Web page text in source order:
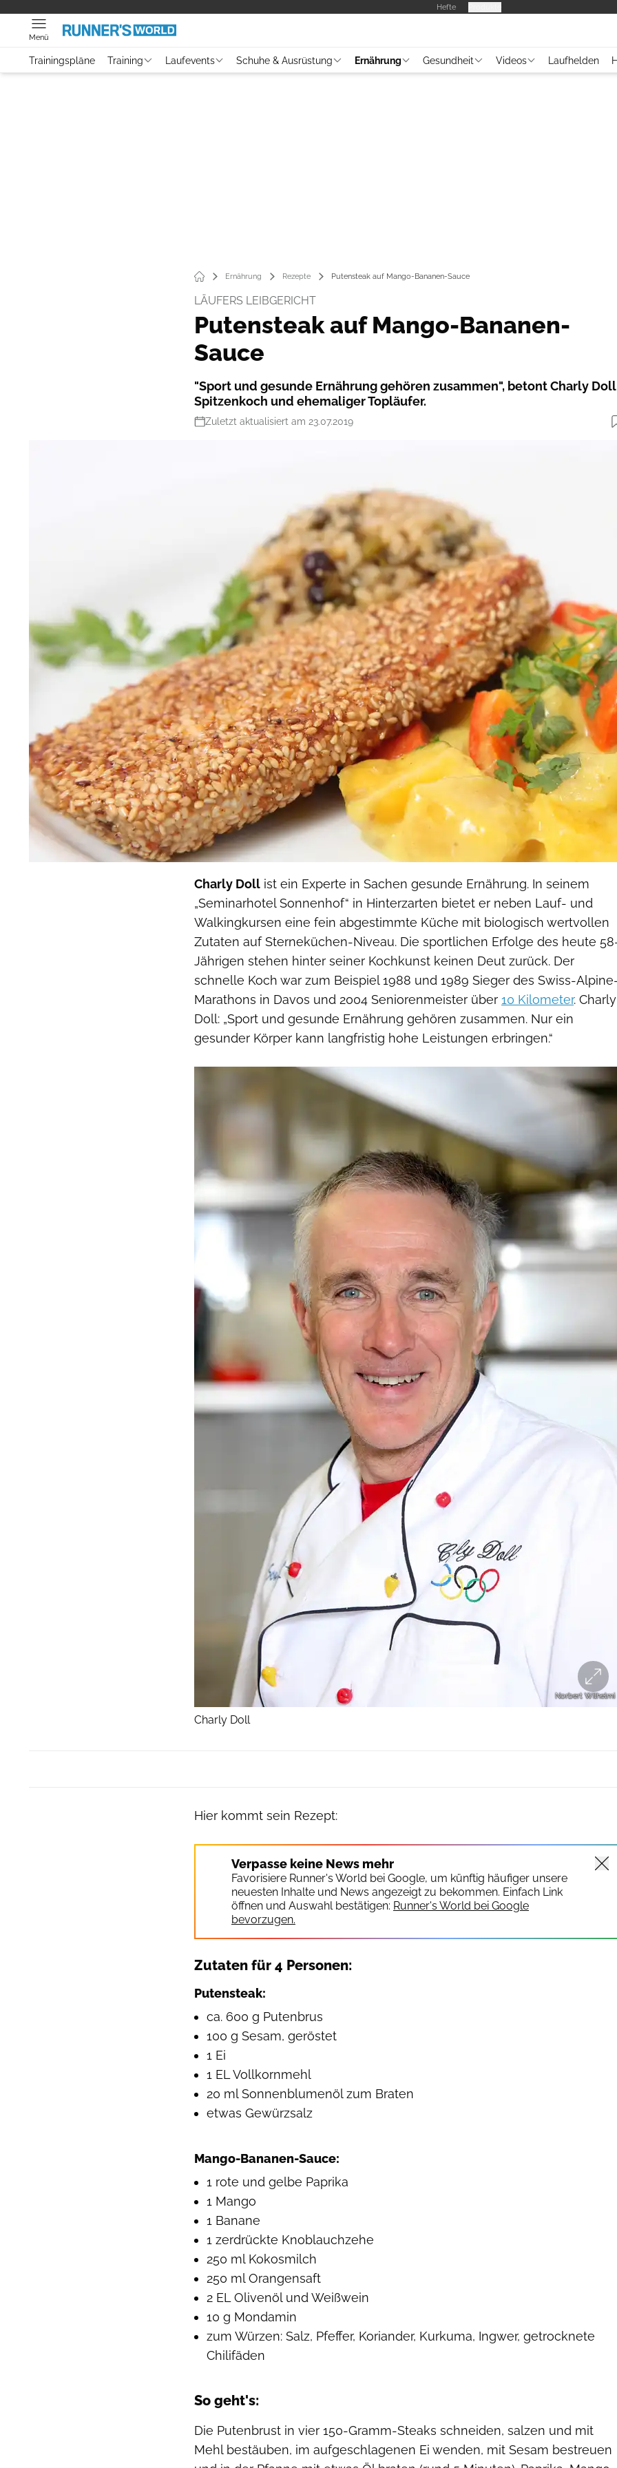
Hefte
Menü
Trainingspläne Training Laufevents Schuhe & Ausrüstung Ernährung Gesundheit Videos Laufhelden
Ernährung Rezepte Putensteak auf Mango-Bananen-Sauce
LÄUFERS LEIBGERICHT
Putensteak auf Mango-Bananen-
Sauce
"Sport und gesunde Ernährung gehören zusammen", betont Charly
Spitzenkoch und ehemaliger Topläufer.
Zuletzt aktualisiert am 23.07.2019
Charly Doll ist ein Experte in Sachen gesunde Ernährung. In seinem
„Seminar­hotel Sonnenhof“ in Hinterzarten bietet er neben Lauf- und
Walkingkursen eine fein abgestimmte Küche mit biologisch wertvollen
Zutaten auf Sterne­­küchen-Niveau. Die sportlichen Erfolge des heute
Jährigen stehen hinter seiner Kochkunst keinen Deut zurück. Der
schnelle Koch war zum Beispiel 1988 und 1989 Sieger des Swiss-
Marathons in Davos und 2004 Seniorenmeister über 10 Kilometer. Charly
Doll: „Sport und gesunde Ernährung gehören zusammen. Nur ein
gesunder Körper kann langfristig hohe Leistungen erbringen.“
Norbert Wilhelmi
Charly Doll
Hier kommt sein Rezept:
Verpasse keine News mehr
Favorisiere Runner's World bei Google, um künftig häufiger unsere
neuesten Inhalte und News angezeigt zu bekommen. Einfach Link
öffnen und Auswahl bestätigen: Runner's World bei Google
bevorzugen.
Zutaten für 4 Personen:
Putensteak:
ca. 600 g Putenbrus
100 g Sesam, geröstet
1 Ei
1 EL Vollkornmehl
20 ml Sonnenblumenöl zum Braten
etwas Gewürzsalz
Mango-Bananen-Sauce:
1 rote und gelbe Paprika
1 Mango
1 Banane
1 zerdrückte Knoblauchzehe
250 ml Kokosmilch
250 ml Orangensaft
2 EL Olivenöl und Weißwein
10 g Mondamin
zum Würzen: Salz, Pfeffer, Koriander, Kurkuma, Ingwer, getrocknete
Chilifäden
So geht's:
Die Putenbrust in vier 150-Gramm-Steaks schneiden, salzen und mit
Mehl bestäuben, im aufgeschlagenen Ei wenden, mit Sesam bestreuen